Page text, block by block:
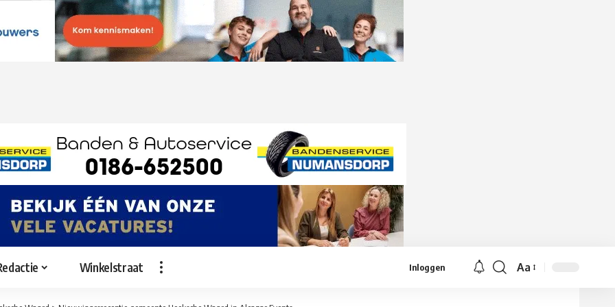
Winkelstraat Inloggen
Lettergrootte
Aa